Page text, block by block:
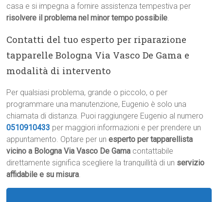
casa e si impegna a fornire assistenza tempestiva per
risolvere il problema nel minor tempo possibile.
Contatti del tuo esperto per riparazione
tapparelle Bologna Via Vasco De Gama e
modalità di intervento
Per qualsiasi problema, grande o piccolo, o per
programmare una manutenzione, Eugenio è solo una
chiamata di distanza. Puoi raggiungere Eugenio al numero
0510910433 per maggiori informazioni e per prendere un
appuntamento. Optare per unesperto per tapparellista
vicino a Bologna Via Vasco De Gama contattabile
direttamente significa scegliere la tranquillità di un servizio
affidabile e su misura.